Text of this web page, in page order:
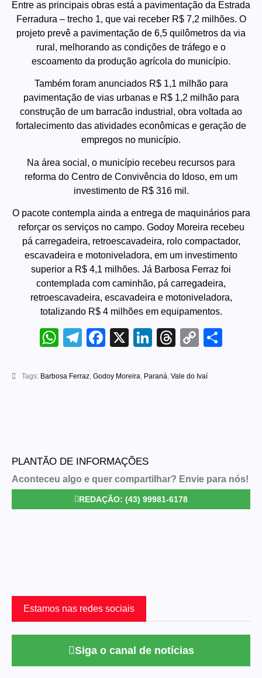
Entre as principais obras está a pavimentação da Estrada
Ferradura – trecho 1, que vai receber R$ 7,2 milhões. O
projeto prevê a pavimentação de 6,5 quilômetros da via
rural, melhorando as condições de tráfego e o
escoamento da produção agrícola do município.
Também foram anunciados R$ 1,1 milhão para
pavimentação de vias urbanas e R$ 1,2 milhão para
construção de um barracão industrial, obra voltada ao
fortalecimento das atividades econômicas e geração de
empregos no município.
Na área social, o município recebeu recursos para
reforma do Centro de Convivência do Idoso, em um
investimento de R$ 316 mil.
O pacote contempla ainda a entrega de maquinários para
reforçar os serviços no campo. Godoy Moreira recebeu
pá carregadeira, retroescavadeira, rolo compactador,
escavadeira e motoniveladora, em um investimento
superior a R$ 4,1 milhões. Já Barbosa Ferraz foi
contemplada com caminhão, pá carregadeira,
retroescavadeira, escavadeira e motoniveladora,
totalizando R$ 4 milhões em equipamentos.
WhatsApp
Telegram
Facebook
X LinkedIn
Threads
Copy
Tags: Barbosa Ferraz, Godoy Moreira, Paraná, Vale do Ivaí
PLANTÃO DE INFORMAÇÕES
Aconteceu algo e quer compartilhar? Envie para nós!
REDAÇÃO: (43) 99981-6178
Estamos nas redes sociais
Siga o canal de notícias